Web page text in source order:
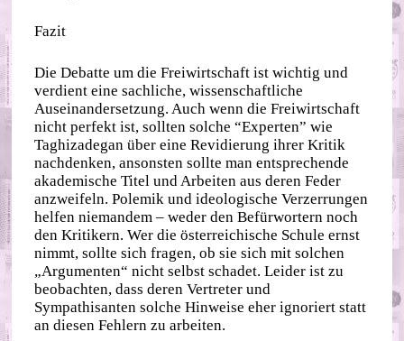
Fazit
Die Debatte um die Freiwirtschaft ist wichtig und
verdient eine sachliche, wissenschaftliche
Auseinandersetzung. Auch wenn die Freiwirtschaft
nicht perfekt ist, sollten solche “Experten” wie
Taghizadegan über eine Revidierung ihrer Kritik
nachdenken, ansonsten sollte man entsprechende
akademische Titel und Arbeiten aus deren Feder
anzweifeln. Polemik und ideologische Verzerrungen
helfen niemandem – weder den Befürwortern noch
den Kritikern. Wer die österreichische Schule ernst
nimmt, sollte sich fragen, ob sie sich mit solchen
„Argumenten“ nicht selbst schadet. Leider ist zu
beobachten, dass deren Vertreter und
Sympathisanten solche Hinweise eher ignoriert statt
an diesen Fehlern zu arbeiten.